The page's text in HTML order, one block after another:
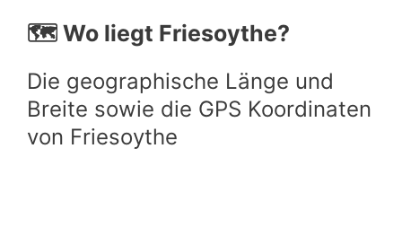
🗺️ Wo liegt Friesoythe?
Die geographische Länge und
Breite sowie die GPS Koordinaten
von Friesoythe